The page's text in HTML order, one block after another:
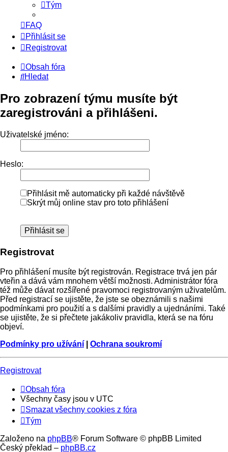
Tým
FAQ
Přihlásit se
Registrovat
Obsah fóra
Hledat
Pro zobrazení týmu musíte být
zaregistrováni a přihlášeni.
Uživatelské jméno:
Heslo:
Přihlásit mě automaticky při každé návštěvě
Skrýt můj online stav pro toto přihlášení
Registrovat
Pro přihlášení musíte být registrován. Registrace trvá jen pár
vteřin a dává vám mnohem větší možnosti. Administrátor fóra
též může dávat rozšířené pravomoci registrovaným uživatelům.
Před registrací se ujistěte, že jste se obeznámili s našimi
podmínkami pro použití a s dalšími pravidly a ujednáními. Také
se ujistěte, že si přečtete jakákoliv pravidla, která se na fóru
objeví.
Podmínky pro užívání
Ochrana soukromí
Registrovat
Obsah fóra
Všechny časy jsou v UTC
Smazat všechny cookies z fóra
Tým
Založeno na phpBB® Forum Software © phpBB Limited
Český překlad – phpBB.cz